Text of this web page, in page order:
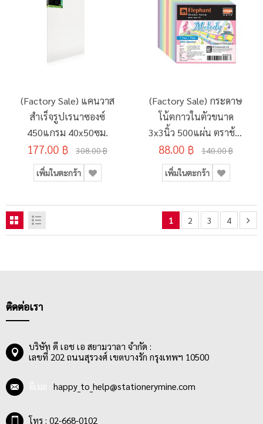
(Factory Sale) แคนวาส
สำเร็จรูปเรนาซองซ์
450แกรม 40x50ซม.
177.00 ฿ 308.00 ฿
เพิ่มในตะกร้า
(Factory Sale) กระดาษ
โน้ตกาวในตัวขนาด
3x3นิ้ว 500แผ่น ตราช้าง
รุ่น Melody
88.00 ฿ 140.00 ฿
เพิ่มในตะกร้า
1 2 3 4
ติดต่อเรา
บริษัท ดี เอช เอ สยามวาลา จำกัด :
เลขที่ 202 ถนนสุรวงศ์ เขตบางรัก กรุงเทพฯ 10500
happy_to_help@stationerymine.com
โทร : 02-668-0102